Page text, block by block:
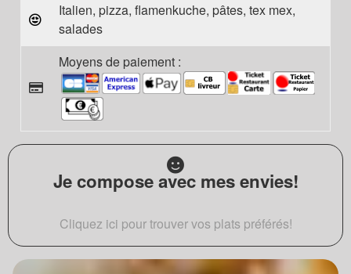
Italien, pizza, flamenkuche, pâtes, tex mex,
salades
Moyens de paiement :
Je compose avec mes envies!
Cliquez ici pour trouver vos plats préférés!